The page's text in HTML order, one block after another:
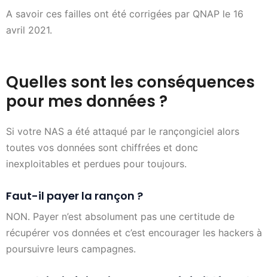
A savoir ces failles ont été corrigées par QNAP le 16
avril 2021.
Quelles sont les conséquences
pour mes données ?
Si votre NAS a été attaqué par le rançongiciel alors
toutes vos données sont chiffrées et donc
inexploitables et perdues pour toujours.
Faut-il payer la rançon ?
NON. Payer n’est absolument pas une certitude de
récupérer vos données et c’est encourager les hackers à
poursuivre leurs campagnes.